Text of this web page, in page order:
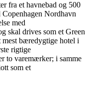
fra et havnebad og 500
Nordhavn
med
skal drives som et Green
bæredygtige hotel i
rigtige
to varemærker; i samme
som et